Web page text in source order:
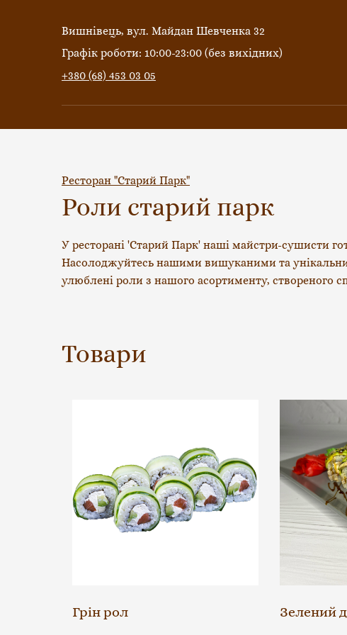
Вишнівець, вул. Майдан Шевченка 32
Графік роботи: 10:00-23:00 (без вихідних)
+380 (68) 453 03 05
Ресторан "Старий Парк"
Роли старий парк
У ресторані 'Старий Парк' наші майстри-сушисти
Насолоджуйтесь нашими вишуканими та
улюблені роли з нашого асортименту, створеного
Товари
Грін рол
Зелений